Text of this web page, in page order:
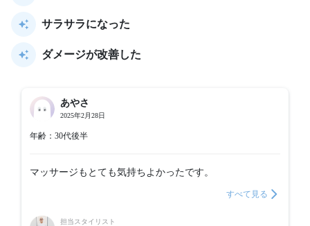
サラサラになった
ダメージが改善した
あやさ
2025年2月28日
年齢：30代後半
マッサージもとても気持ちよかったです。
すべて見る
担当スタイリスト